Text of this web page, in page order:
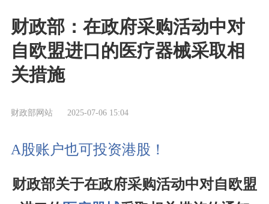
财政部：在政府采购活动中对
自欧盟进口的医疗器械采取相
关措施
财政部网站 2025-07-06 15:04
A股账户也可投资港股！
财政部关于在政府采购活动中对自欧盟